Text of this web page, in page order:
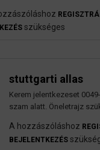
szükséges
stuttgarti allas
Kerem jelentkezeset
szam alatt. Öneletrajz
A hozzászóláshoz
BEJELENTKEZÉS